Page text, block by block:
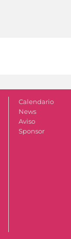
Calendario
News
Aviso
Sponsor